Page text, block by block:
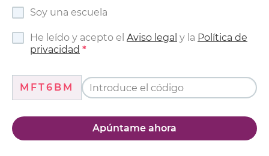
Soy una escuela
He leído y acepto el Aviso legal y la Política de
privacidad
MFT6BM
Apúntame ahora